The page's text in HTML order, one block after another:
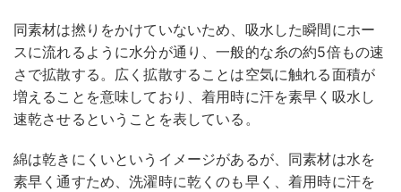
同素材は撚りをかけていないため、吸水した瞬間にホー
スに流れるように水分が通り、一般的な糸の約5倍もの速
さで拡散する。広く拡散することは空気に触れる面積が
増えることを意味しており、着用時に汗を素早く吸水し
速乾させるということを表している。
綿は乾きにくいというイメージがあるが、同素材は水を
素早く通すため、洗濯時に乾くのも早く、着用時に汗を